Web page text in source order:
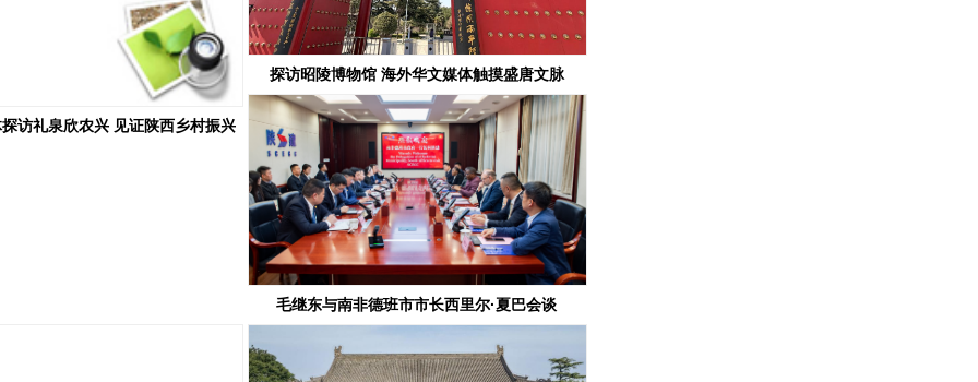
访礼泉欣农兴 见证陕西乡村振兴
探访昭陵博物馆 海外华文媒体触摸盛唐文脉
毛继东与南非德班市市长西里尔·夏巴会谈